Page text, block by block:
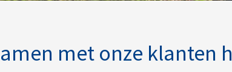
met onze klanten